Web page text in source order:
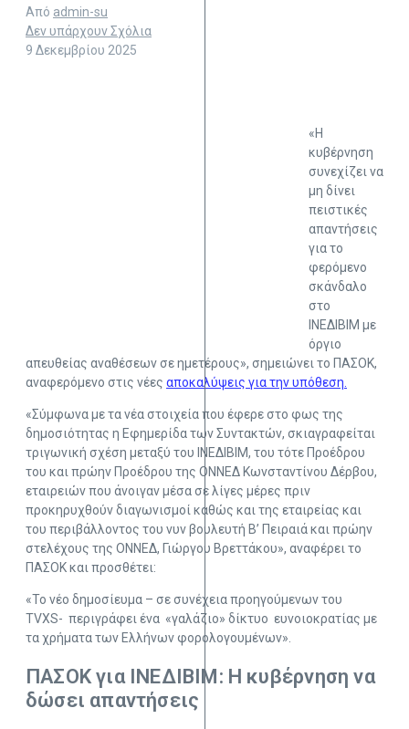
Από admin-su
Δεν υπάρχουν Σχόλια
9 Δεκεμβρίου 2025
«Η
κυβέρνηση
συνεχίζει να
μη δίνει
πειστικές
απαντήσεις
για το
φερόμενο
σκάνδαλο
στο
ΙΝΕΔΙΒΙΜ με
όργιο
απευθείας αναθέσεων σε ημετέρους», σημειώνει το ΠΑΣΟΚ,
αναφερόμενο στις νέες αποκαλύψεις για την υπόθεση.
«Σύμφωνα με τα νέα στοιχεία που έφερε στο φως της
δημοσιότητας η Εφημερίδα των Συντακτών, σκιαγραφείται
τριγωνική σχέση μεταξύ του ΙΝΕΔΙΒΙΜ, του τότε Προέδρου
του και πρώην Προέδρου της ΟΝΝΕΔ Κωνσταντίνου Δέρβου,
εταιρειών που άνοιγαν μέσα σε λίγες μέρες πριν
προκηρυχθούν διαγωνισμοί καθώς και της εταιρείας και
του περιβάλλοντος του νυν βουλευτή Β’ Πειραιά και πρώην
στελέχους της ΟΝΝΕΔ, Γιώργου Βρεττάκου», αναφέρει το
ΠΑΣΟΚ και προσθέτει:
«Το νέο δημοσίευμα – σε συνέχεια προηγούμενων του
TVXS- περιγράφει ένα «γαλάζιο» δίκτυο ευνοιοκρατίας με
τα χρήματα των Ελλήνων φορολογουμένων».
ΠΑΣΟΚ για ΙΝΕΔΙΒΙΜ: Η κυβέρνηση να
δώσει απαντήσεις